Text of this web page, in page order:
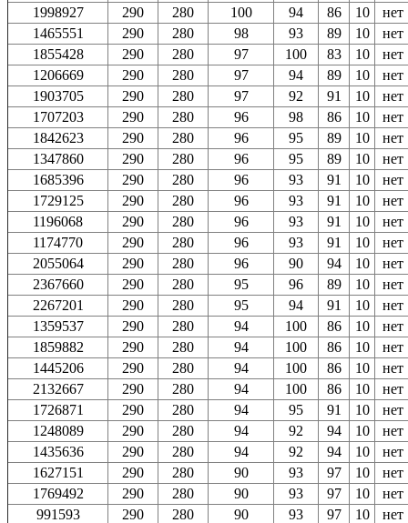
1998927
290 280 100 94 86 10
нет
1465551
290 280 98 93 89 10
нет
1855428
290 280 97 100 83 10
нет
1206669
290 280 97 94 89 10
нет
1903705
290 280 97 92 91 10
нет
1707203
290 280 96 98 86 10
нет
1842623
290 280 96 95 89 10
нет
1347860
290 280 96 95 89 10
нет
1685396
290 280 96 93 91 10
нет
1729125
290 280 96 93 91 10
нет
1196068
290 280 96 93 91 10
нет
1174770
290 280 96 93 91 10
нет
2055064
290 280 96 90 94 10
нет
2367660
290 280 95 96 89 10
нет
2267201
290 280 95 94 91 10
нет
1359537
290 280 94 100 86 10
нет
1859882
290 280 94 100 86 10
нет
1445206
290 280 94 100 86 10
нет
2132667
290 280 94 100 86 10
нет
1726871
290 280 94 95 91 10
нет
1248089
290 280 94 92 94 10
нет
1435636
290 280 94 92 94 10
нет
1627151
290 280 90 93 97 10
нет
1769492
290 280 90 93 97 10
нет
991593
290 280 90 93 97 10
нет